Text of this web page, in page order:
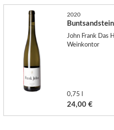
2020
John Frank Das
Weinkontor
0,75 l
24,00 €